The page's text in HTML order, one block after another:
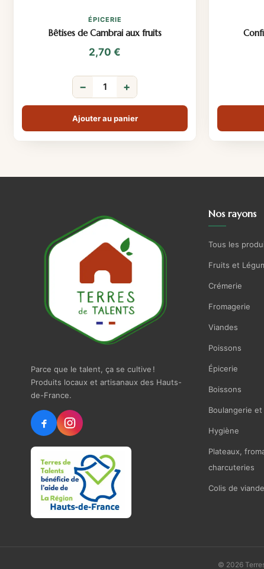
ÉPICERIE
Bêtises de Cambrai aux fruits
2,70 €
− +
Ajouter au panier
Parce que le talent, ça se cultive !
Produits locaux et artisanaux des Hauts-
de-France.
Nos rayons
Tous les
Fruits et
Crémerie
Fromagerie
Viandes
Poissons
Épicerie
Boissons
Boulangerie
Hygiène
Plateaux,
charcuteries
Colis de viande
© 2026